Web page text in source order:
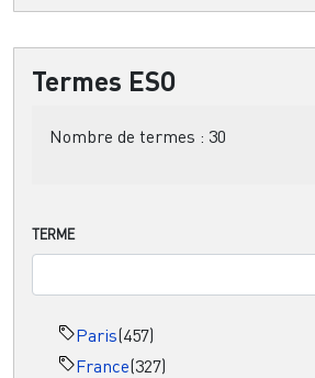
Termes ESO
Nombre de termes : 30
TERME
Paris(457)
France(327)